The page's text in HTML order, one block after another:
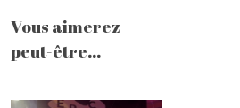
Vous aimerez
peut-être...